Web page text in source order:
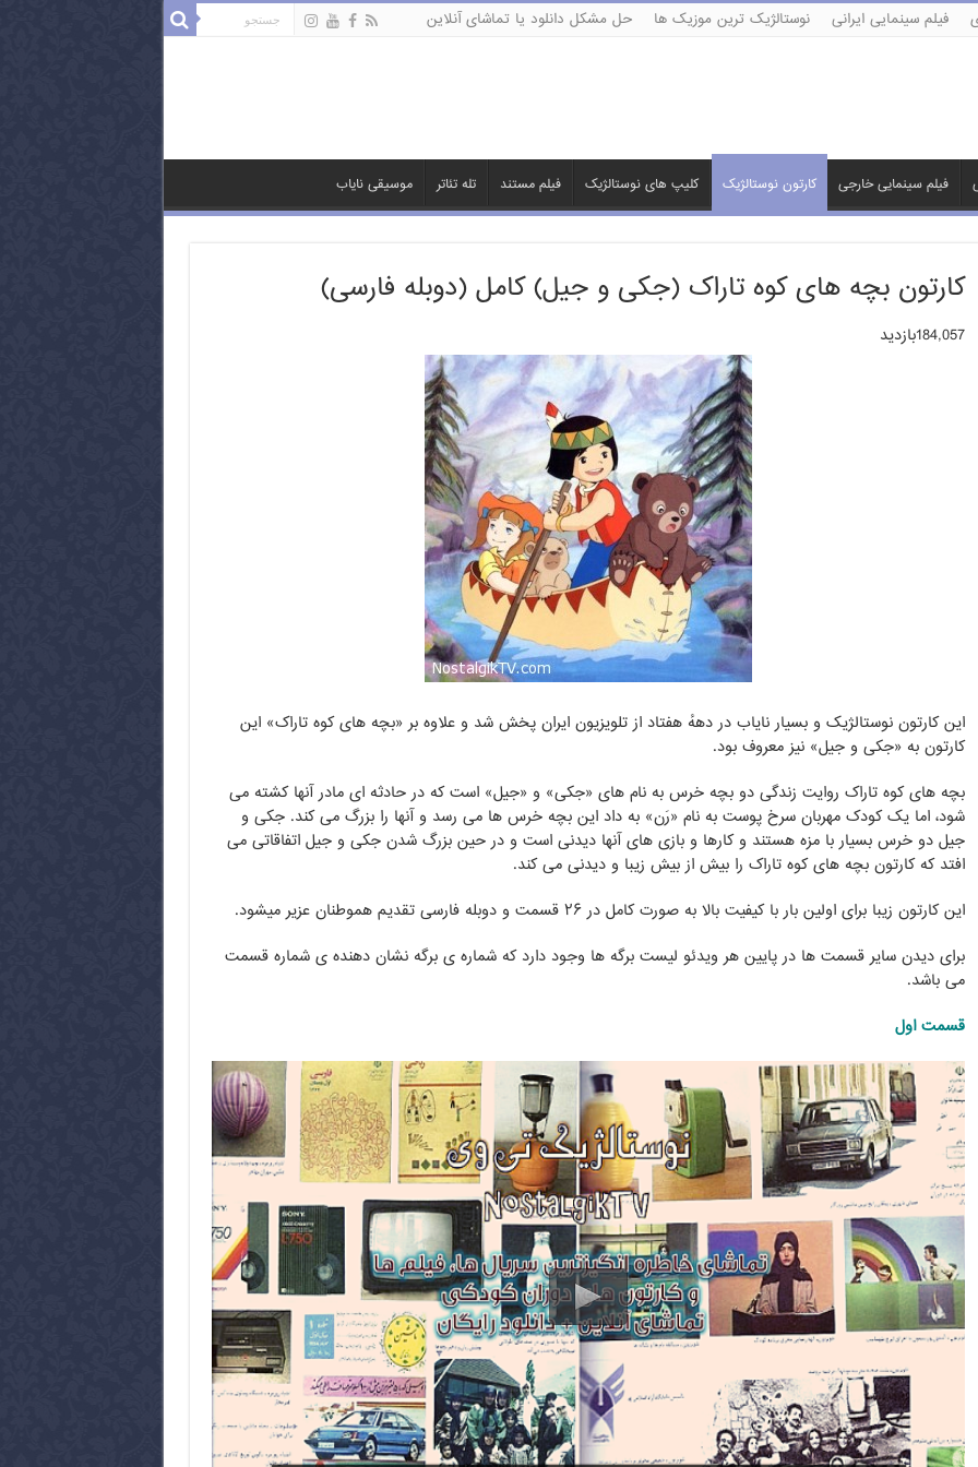
فیلم سینمایی ایرانی نوستالژیک ترین موزیک ها حل مشکل دانلود یا تماشای آنلاین
فیلم سینمایی خارجی کارتون نوستالژیک کلیپ های نوستالژیک فیلم مستند تله تئاتر موسیقی نایاب
کارتون بچه های کوه تاراک (جکی و جیل) کامل (دوبله فارسی)
184,057بازدید
این کارتون نوستالژیک و بسیار نایاب در دههٔ هفتاد از تلویزیون ایران پخش شد و علاوه بر «بچه های کوه تاراک» این
کارتون به «جکی و جیل» نیز معروف بود.
بچه های کوه تاراک روایت زندگی دو بچه خرس به نام های «جکی» و «جیل» است که در حادثه ای مادر آنها کشته می
شود، اما یک کودک مهربان سرخ پوست به نام «رَن» به داد این بچه خرس ها می رسد و آنها را بزرگ می کند. جکی و
جیل دو خرس بسیار با مزه هستند و کارها و بازی های آنها دیدنی است و در حین بزرگ شدن جکی و جیل اتفاقاتی می
افتد که کارتون بچه های کوه تاراک را بیش از بیش زیبا و دیدنی می کند.
این کارتون زیبا برای اولین بار با کیفیت بالا به صورت کامل در ۲۶ قسمت و دوبله فارسی تقدیم هموطنان عزیر میشود.
برای دیدن سایر قسمت ها در پایین هر ویدئو لیست برگه ها وجود دارد که شماره ی برگه نشان دهنده ی شماره قسمت
می باشد.
قسمت اول